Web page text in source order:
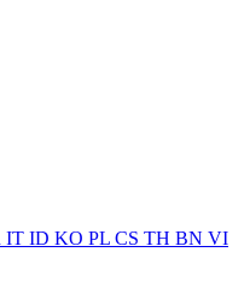
IT ID KO PL CS TH BN VI